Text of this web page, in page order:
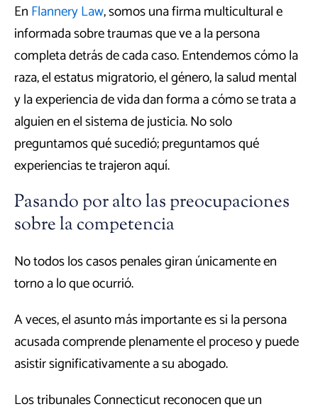
EnFlannery Law, somos una firma multicultural e
informada sobre traumas que ve a la persona
completa detrás de cada caso. Entendemos cómo la
raza, el estatus migratorio, el género, la salud mental
y la experiencia de vida dan forma a cómo se trata a
alguien en el sistema de justicia. No solo
preguntamos qué sucedió; preguntamos qué
experiencias te trajeron aquí.
Pasando por alto las preocupaciones
sobre la competencia
No todos los casos penales giran únicamente en
torno a lo que ocurrió.
A veces, el asunto más importante es si la persona
acusada comprende plenamente el proceso y puede
asistir significativamente a su abogado.
Los tribunales Connecticut reconocen que un